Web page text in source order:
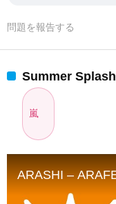
問題を報告する
Summer
嵐
ARASHI –